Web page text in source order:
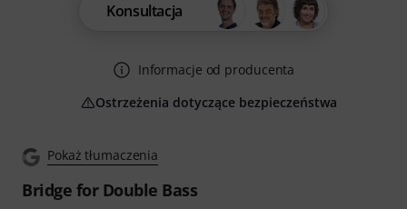
Pokaż tłumaczenia
Bridge for Double Bass
Konsultacja
Informacje od producenta
Ostrzeżenia dotyczące bezpieczeństwa